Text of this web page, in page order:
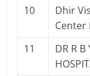
10
Dhir
Center
11
DR R B